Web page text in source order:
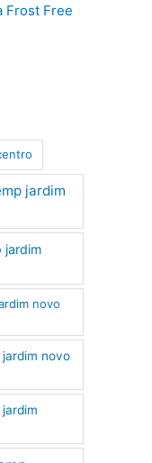
Frost Free
jardim
jardim
novo
novo